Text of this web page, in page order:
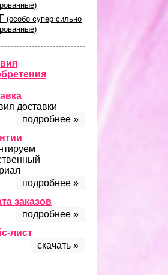
(особо супер сильно
доставки
подробнее »
подробнее »
заказов
подробнее »
лист
скачать »